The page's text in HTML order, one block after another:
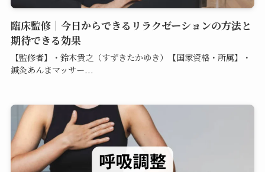
臨床監修｜今日からできるリラクゼーションの方法と
期待できる効果
【監修者】・鈴木貴之（すずきたかゆき）【国家資格・所属】・
鍼灸あんまマッサー...